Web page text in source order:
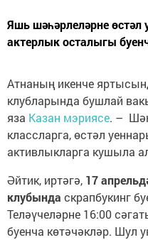
Яшь шәһәрлеләрне өстәл
актерлык осталыгы
Атнаның икенче
клубларында бушлай
яза Казан мэриясе. –
классларга, өстәл
активлыкларга кушыла
Әйтик, иртәгә, 17
клубында скрапбукинг
Теләүчеләрне 16:00
буенча көтәчәкләр. Шул